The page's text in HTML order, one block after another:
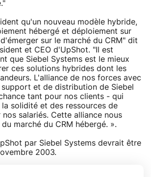
qu'un nouveau modèle hybride,
hébergé et déploiement sur
sur le marché du CRM" dit
et CEO d'UpShot. "Il est
que Siebel Systems est le mieux
ces solutions hybrides dont les
L'alliance de nos forces avec
support et de distribution de Siebel
tant pour nos clients - qui
solidité et des ressources de
salariés. Cette alliance nous
marché du CRM hébergé. ».
par Siebel Systems devrait être
2003.